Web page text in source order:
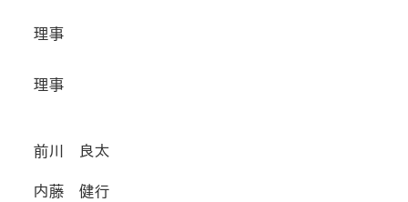
理事
理事
前川 良太
内藤 健行